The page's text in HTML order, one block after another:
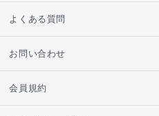
よくある質問
お問い合わせ
会員規約